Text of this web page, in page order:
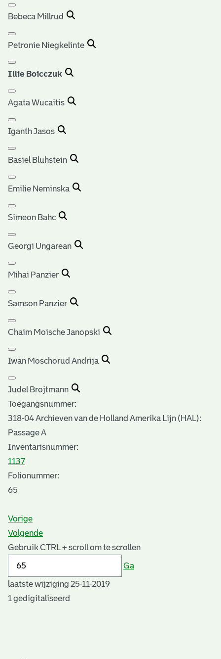
Bebeca Millrud
Petronie Niegkelinte
Illie Boicczuk
Agata Wucaitis
Iganth Jasos
Basiel Bluhstein
Emilie Neminska
Simeon Bahc
Georgi Ungarean
Mihai Panzier
Samson Panzier
Chaim Moische Janopski
Iwan Moschorud Andrija
Judel Brojtmann
Toegangsnummer:
318-04 Archieven van de Holland Amerika Lijn (HAL):
Passage A
Inventarisnummer:
1137
Folionummer:
65
Vorige
Volgende
Gebruik CTRL + scroll om te scrollen
Ga
laatste wijziging 25-11-2019
1 gedigitaliseerd